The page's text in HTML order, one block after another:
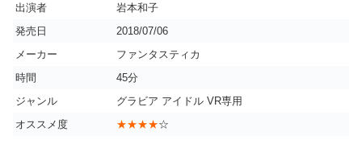
出演者
岩本和子
発売日
2018/07/06
メーカー
ファンタスティカ
時間
45分
ジャンル
グラビア アイドル VR専用
オススメ度
★★★★☆